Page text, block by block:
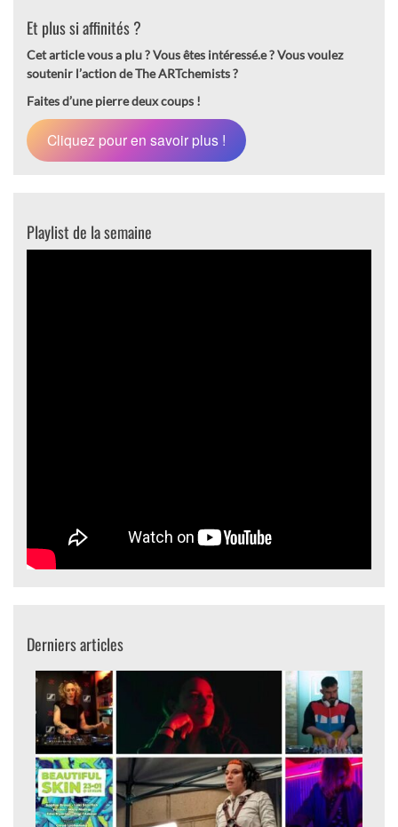
Et plus si affinités ?
Cet article vous a plu ? Vous êtes intéressé.e ?Vous voulez
soutenir l’action de The ARTchemists ?
Faites d’une pierre deux coups !
Cliquez pour en savoir plus !
Playlist de la semaine
Derniers articles